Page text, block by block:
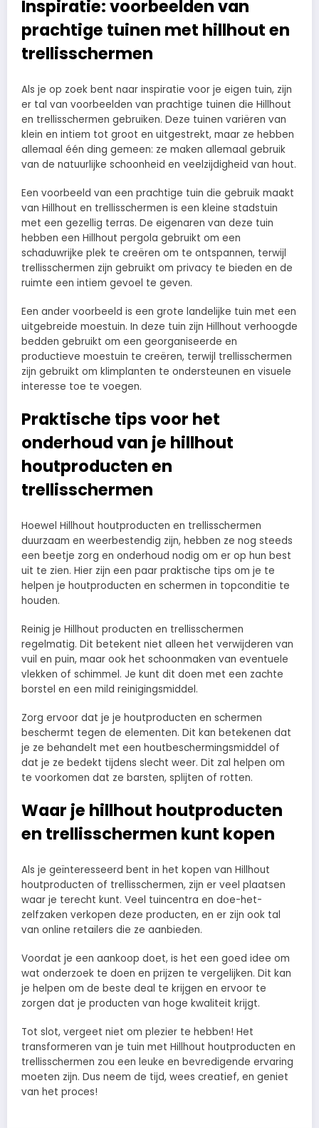
Inspiratie: voorbeelden van
prachtige tuinen met hillhout en
trellisschermen
Als je op zoek bent naar inspiratie voor je eigen tuin, zijn
er tal van voorbeelden van prachtige tuinen die Hillhout
en trellisschermen gebruiken. Deze tuinen variëren van
klein en intiem tot groot en uitgestrekt, maar ze hebben
allemaal één ding gemeen: ze maken allemaal gebruik
van de natuurlijke schoonheid en veelzijdigheid van hout.
Een voorbeeld van een prachtige tuin die gebruik maakt
van Hillhout en trellisschermen is een kleine stadstuin
met een gezellig terras. De eigenaren van deze tuin
hebben een Hillhout pergola gebruikt om een
schaduwrijke plek te creëren om te ontspannen, terwijl
trellisschermen zijn gebruikt om privacy te bieden en de
ruimte een intiem gevoel te geven.
Een ander voorbeeld is een grote landelijke tuin met een
uitgebreide moestuin. In deze tuin zijn Hillhout verhoogde
bedden gebruikt om een georganiseerde en
productieve moestuin te creëren, terwijl trellisschermen
zijn gebruikt om klimplanten te ondersteunen en visuele
interesse toe te voegen.
Praktische tips voor het
onderhoud van je hillhout
houtproducten en
trellisschermen
Hoewel Hillhout houtproducten en trellisschermen
duurzaam en weerbestendig zijn, hebben ze nog steeds
een beetje zorg en onderhoud nodig om er op hun best
uit te zien. Hier zijn een paar praktische tips om je te
helpen je houtproducten en schermen in topconditie te
houden.
Reinig je Hillhout producten en trellisschermen
regelmatig. Dit betekent niet alleen het verwijderen van
vuil en puin, maar ook het schoonmaken van eventuele
vlekken of schimmel. Je kunt dit doen met een zachte
borstel en een mild reinigingsmiddel.
Zorg ervoor dat je je houtproducten en schermen
beschermt tegen de elementen. Dit kan betekenen dat
je ze behandelt met een houtbeschermingsmiddel of
dat je ze bedekt tijdens slecht weer. Dit zal helpen om
te voorkomen dat ze barsten, splijten of rotten.
Waar je hillhout houtproducten
en trellisschermen kunt kopen
Als je geïnteresseerd bent in het kopen van Hillhout
houtproducten of trellisschermen, zijn er veel plaatsen
waar je terecht kunt. Veel tuincentra en doe-het-
zelfzaken verkopen deze producten, en er zijn ook tal
van online retailers die ze aanbieden.
Voordat je een aankoop doet, is het een goed idee om
wat onderzoek te doen en prijzen te vergelijken. Dit kan
je helpen om de beste deal te krijgen en ervoor te
zorgen dat je producten van hoge kwaliteit krijgt.
Tot slot, vergeet niet om plezier te hebben! Het
transformeren van je tuin met Hillhout houtproducten en
trellisschermen zou een leuke en bevredigende ervaring
moeten zijn. Dus neem de tijd, wees creatief, en geniet
van het proces!